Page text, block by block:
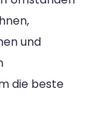
und
die beste